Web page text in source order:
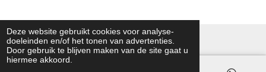
Deze website gebruikt cookies voor analyse-
doeleinden en/of het tonen van advertenties.
Door gebruik te blijven maken van de site gaat u
hiermee akkoord.
© 2026 Kamptec technische leermiddelen